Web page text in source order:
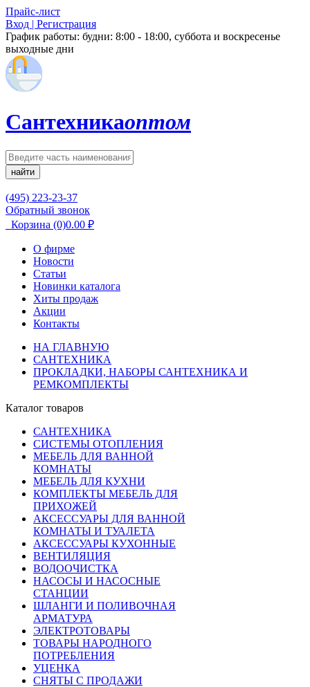
Прайс-лист
Вход | Регистрация
График работы: будни: 8:00 - 18:00, суббота и воскресенье
выходные дни
Сантехникаоптом
найти
(495) 223-23-37
Обратный звонок
Корзина (0)0.00 ₽
О фирме
Новости
Статьи
Новинки каталога
Хиты продаж
Акции
Контакты
НА ГЛАВНУЮ
САНТЕХНИКА
ПРОКЛАДКИ, НАБОРЫ САНТЕХНИКА И
РЕМКОМПЛЕКТЫ
Каталог товаров
САНТЕХНИКА
СИСТЕМЫ ОТОПЛЕНИЯ
МЕБЕЛЬ ДЛЯ ВАННОЙ
КОМНАТЫ
МЕБЕЛЬ ДЛЯ КУХНИ
КОМПЛЕКТЫ МЕБЕЛЬ ДЛЯ
ПРИХОЖЕЙ
АКСЕССУАРЫ ДЛЯ ВАННОЙ
КОМНАТЫ И ТУАЛЕТА
АКСЕССУАРЫ КУХОННЫЕ
ВЕНТИЛЯЦИЯ
ВОДООЧИСТКА
НАСОСЫ И НАСОСНЫЕ
СТАНЦИИ
ШЛАНГИ И ПОЛИВОЧНАЯ
АРМАТУРА
ЭЛЕКТРОТОВАРЫ
ТОВАРЫ НАРОДНОГО
ПОТРЕБЛЕНИЯ
УЦЕНКА
СНЯТЫ С ПРОДАЖИ